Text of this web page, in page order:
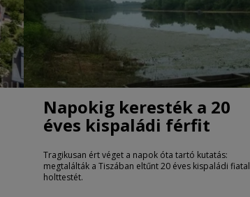
Napokig keresték a 20
éves kispaládi férfit
Tragikusan ért véget a napok óta tartó kutatás:
megtalálták a Tiszában eltűnt 20 éves kispaládi fiatal
holttestét.